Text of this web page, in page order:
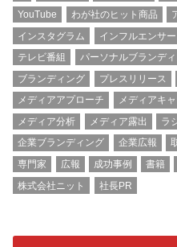
YouTube
わが社のヒット商品
インスタグラム
インフルエンサー
テレビ番組
パーソナルブランデ
ブランディング
プレスリリース
メディアアプローチ
メディアキ
メディア分析
メディア露出 ラ
企業ブランディング
企業広報
専門家
広報 成功事例 書籍
株式会社ニット
社長PR